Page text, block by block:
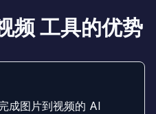
频 工具的优势
成图片到视频的 AI